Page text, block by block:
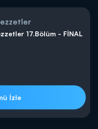
17.Bölüm - FİNAL
İzle